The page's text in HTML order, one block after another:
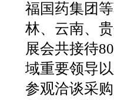
福国药集团
林、云南、
展会共接待
域重要领导
参观洽谈采